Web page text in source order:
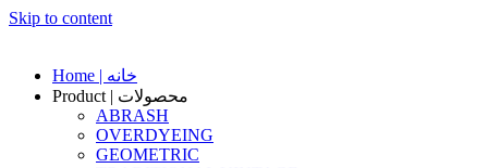
Skip to content
Home | خانه
Product | محصولات
ABRASH
OVERDYEING
GEOMETRIC